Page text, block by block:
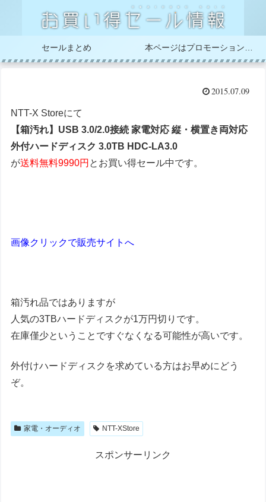
セールまとめ
2015.07.09
NTT-X Storeにて
【箱汚れ】USB 3.0/2.0接続 家電対応 縦・横置き両対応
外付ハードディスク 3.0TB HDC-LA3.0
が送料無料9990円 とお買い得セール中です。
画像クリックで販売サイトへ
箱汚れ品ではありますが
人気の3TBハードディスクが1万円切りです。
在庫僅少ということですぐなくなる可能性が高いです。
外付けハードディスクを求めている方はお早めにどう
ぞ。
家電・オーディオ NTT-XStore
スポンサーリンク